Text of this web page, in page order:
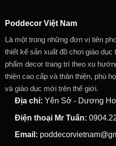
Poddecor Việt Nam
Là một trong những đơn vị tiên
thiết kế sản xuất đồ chơi giáo dục
phẩm decor trang trí theo xu
thiện cao cấp và thân thiện, phù
và giáo dục mới trên thế giới.
Địa chỉ: Yên Sở - Dương
Điện thoại Mr Tuấn:
Email: